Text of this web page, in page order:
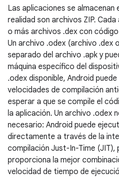
Las aplicaciones se almacenan
realidad son archivos ZIP.
o más archivos .dex con
Un archivo .odex (archivo .dex
separado del archivo .apk y
máquina específico del
.odex disponible, Android
velocidades de compilación
esperar a que se compile el
la aplicación. Un archivo .odex
necesario: Android puede
directamente a través de la
compilación Just-In-Time (JIT),
proporciona la mejor
velocidad de tiempo de